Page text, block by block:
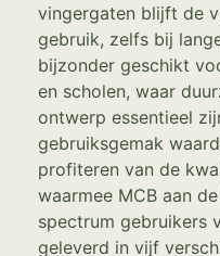
vingergaten blijft de
gebruik, zelfs bij
bijzonder geschikt
en scholen, waar
ontwerp essentieel
gebruiksgemak
profiteren van de
waarmee MCB aan
spectrum gebruikers
geleverd in vijf